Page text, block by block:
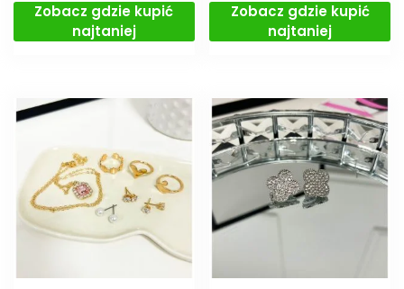
Zobacz gdzie kupić
najtaniej
Zobacz gdzie kupić
najtaniej